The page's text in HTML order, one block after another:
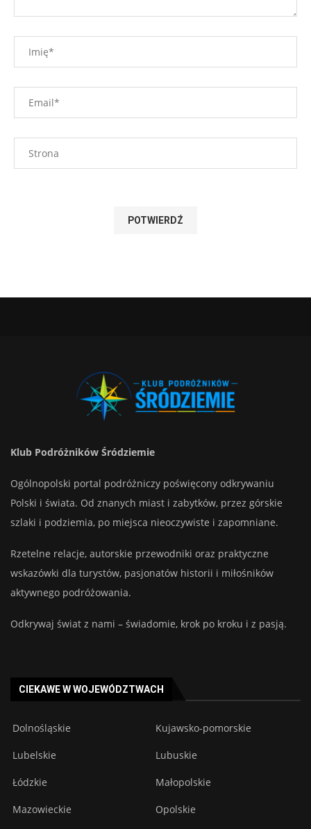
Klub Podróżników Śródziemie
Ogólnopolski portal podróżniczy poświęcony odkrywaniu
Polski i świata. Od znanych miast i zabytków, przez górskie
szlaki i podziemia, po miejsca nieoczywiste i zapomniane.
Rzetelne relacje, autorskie przewodniki oraz praktyczne
wskazówki dla turystów, pasjonatów historii i miłośników
aktywnego podróżowania.
Odkrywaj świat z nami – świadomie, krok po kroku i z pasją.
CIEKAWE W WOJEWÓDZTWACH
Dolnośląskie Kujawsko-pomorskie
Lubelskie Lubuskie
Łódzkie Małopolskie
Mazowieckie Opolskie